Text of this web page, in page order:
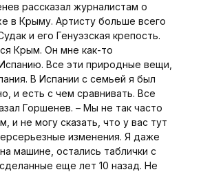
рассказал журналистам о
в Крыму. Артисту больше всего
и его Генуэзская крепость.
Крым. Он мне как-то
Все эти природные вещи,
В Испании с семьей я был
и есть с чем сравнивать. Все
Горшенев. – Мы не так часто
и не могу сказать, что у вас тут
изменения. Я даже
машине, остались таблички с
еще лет 10 назад. Не